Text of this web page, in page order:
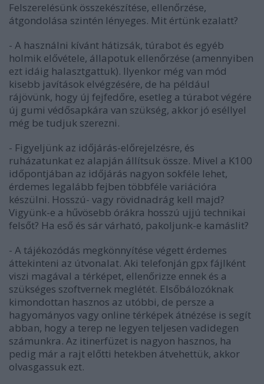
Felszerelésünk összekészítése, ellenőrzése,
átgondolása szintén lényeges. Mit értünk ezalatt?
- A használni kívánt hátizsák, túrabot és egyéb
holmik elővétele, állapotuk ellenőrzése (amennyiben
ezt idáig halasztgattuk). Ilyenkor még van mód
kisebb javítások elvégzésére, de ha például
rájövünk, hogy új fejfedőre, esetleg a túrabot végére
új gumi védősapkára van szükség, akkor jó eséllyel
még be tudjuk szerezni.
- Figyeljünk az időjárás-előrejelzésre, és
ruházatunkat ez alapján állítsuk össze. Mivel a K100
időpontjában az időjárás nagyon sokféle lehet,
érdemes legalább fejben többféle variációra
készülni. Hosszú- vagy rövidnadrág kell majd?
Vigyünk-e a hűvösebb órákra hosszú ujjú technikai
felsőt? Ha eső és sár várható, pakoljunk-e kamáslit?
- A tájékozódás megkönnyítése végett érdemes
áttekinteni az útvonalat. Aki telefonján gpx fájlként
viszi magával a térképet, ellenőrizze ennek és a
szükséges szoftvernek meglétét. Elsőbálozóknak
kimondottan hasznos az utóbbi, de persze a
hagyományos vagy online térképek átnézése is segít
abban, hogy a terep ne legyen teljesen vadidegen
számunkra. Az itinerfüzet is nagyon hasznos, ha
pedig már a rajt előtti hetekben átvehettük, akkor
olvasgassuk ezt.